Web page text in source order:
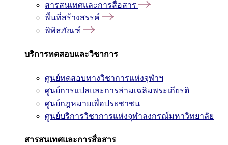
สารสนเทศและการสื่อสาร
พื้นที่สร้างสรรค์
พิพิธภัณฑ์
บริการทดสอบและวิชาการ
ศูนย์ทดสอบทางวิชาการแห่งจุฬาฯ
ศูนย์การแปลและการล่ามเฉลิมพระเกียรติ
ศูนย์กฎหมายเพื่อประชาชน
ศูนย์บริการวิชาการแห่งจุฬาลงกรณ์มหาวิทยาลัย
สารสนเทศและการสื่อสาร